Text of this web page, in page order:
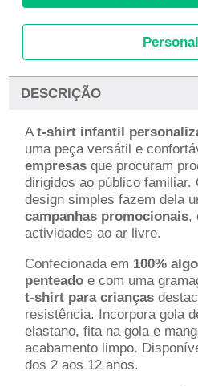
DESCRIÇÃO
At-shirt infantil
uma peça versátil e
empresas que procuram
dirigidos ao público familiar.
design simples fazem dela
campanhas promocionais,
actividades ao ar livre.
Confecionada em 100%
penteado e com uma
t-shirt para crianças
resistência. Incorpora gola
elastano, fita na gola e
acabamento limpo.
dos 2 aos 12 anos.